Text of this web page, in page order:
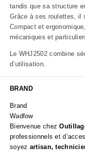
tandis que sa structure
Grâce à ses roulettes, il
Compact et
mécaniques et
Le WHJ2502 combine
d’utilisation.
BRAND
Brand
Wadfow
Bienvenue chez
professionnels et
soyez artisan,